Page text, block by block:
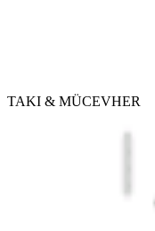
TAKI & MÜCEVHER